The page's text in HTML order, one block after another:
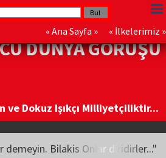
« Ana Sayfa » « İlkelerimiz »
DÜNYA GÖRÜŞÜ
ve Dokuz Işıkçı Milliyetçiliktir...
demeyin. Bilakis Onlar diridirler..."